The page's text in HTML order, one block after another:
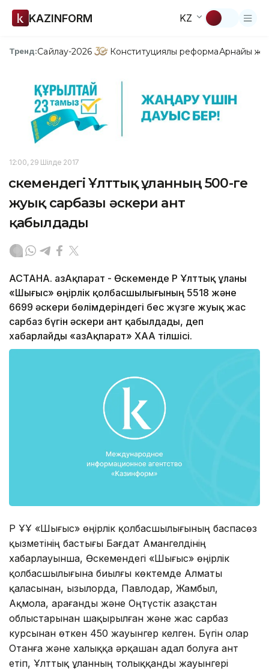
KAZINFORM KZ
Тренд:Сайлау-2026 Конституциялық реформаАрнайы
12:00, 29 Шілде 2017
Өскемендегі Ұлттық ұланның 500-ге
жуық сарбазы әскери ант
қабылдады
АСТАНА. ҚазАқпарат - Өскеменде ҚР Ұлттық ұланы
«Шығыс» өңірлік қолбасшылығының 5518 және
6699 әскери бөлімдеріндегі бес жүзге жуық жас
сарбаз бүгін әскери ант қабылдады, деп
хабарлайды «ҚазАқпарат» ХАА тілшісі.
ҚР ҰҰ «Шығыс» өңірлік қолбасшылығының баспасөз
қызметінің бастығы Бағдат Амангелдінің
хабарлауынша, Өскемендегі «Шығыс» өңірлік
қолбасшылығына биылғы көктемде Алматы
қаласынан, Қызылорда, Павлодар, Жамбыл,
Ақмола, Қарағанды және Оңтүстік Қазақстан
облыстарынан шақырылған және жас сарбаз
курсынан өткен 450 жауынгер келген. Бүгін олар
Отанға және халыққа әрқашан адал болуға ант
етіп, Ұлттық ұланның толыққанды жауынгері